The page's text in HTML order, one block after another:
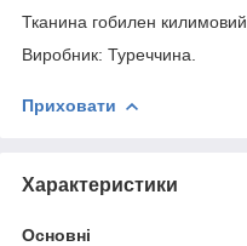
Тканина гобилен килимовий.
Виробник: Туреччина.
Приховати
Характеристики
Основні